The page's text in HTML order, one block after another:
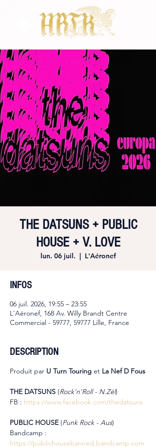
THE DATSUNS + PUBLIC
HOUSE + V. LOVE
lun. 06 juil.
  |
L'Aéronef
INFOS
06 juil. 2026, 19:55 – 23:55
L'Aéronef, 168 Av. Willy Brandt Centre
Commercial - 59777, 59777 Lille, France
DESCRIPTION
Produit par U Turn Touring et La Nef D Fous
THE DATSUNS (Rock'n'Roll - N.Zél)
FB : https://www.facebook.com/thedatsuns
PUBLIC HOUSE (Punk Rock - Aus)
Bandcamp :
https://publichousebanned.bandcamp.com